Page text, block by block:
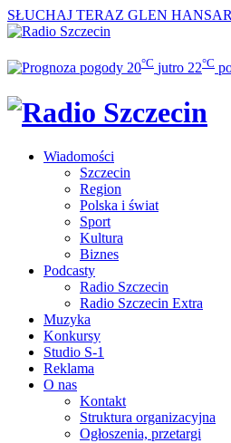
SŁUCHAJ TERAZ GLEN
20°C jutro 22°C
Wiadomości
Szczecin
Region
Polska i świat
Sport
Kultura
Biznes
Podcasty
Radio Szczecin
Radio Szczecin Extra
Muzyka
Konkursy
Studio S-1
Reklama
O nas
Kontakt
Struktura organizacyjna
Ogłoszenia, przetargi